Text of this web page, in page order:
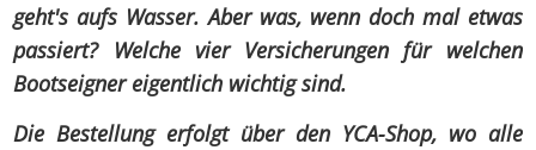
geht's aufs Wasser. Aber was, wenn doch mal etwas
passiert? Welche vier Versicherungen für welchen
Bootseigner eigentlich wichtig sind.
Die Bestellung erfolgt über den YCA-Shop, wo alle